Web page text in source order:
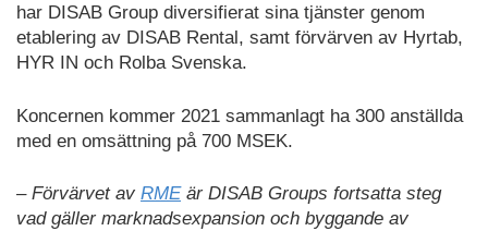
har DISAB Group diversifierat sina tjänster genom
etablering av DISAB Rental, samt förvärven av Hyrtab,
HYR IN och Rolba Svenska.
Koncernen kommer 2021 sammanlagt ha 300 anställda
med en omsättning på 700 MSEK.
– Förvärvet av RMEär DISAB Groups fortsatta steg
vad gäller marknadsexpansion och byggande av